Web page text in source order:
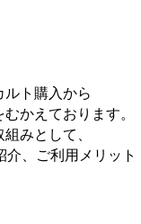
ト購入から
かえております。
みとして、
、ご利用メリット